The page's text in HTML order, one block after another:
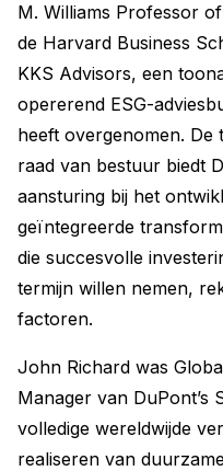
M. Williams Professor
de Harvard Business
KKS Advisors, een
opererend ESG-
heeft overgenomen. De
raad van bestuur biedt
aansturing bij het
geïntegreerde
die succesvolle
termijn willen nemen,
factoren.
John Richard was
Manager van DuPont’s
volledige wereldwijde
realiseren van